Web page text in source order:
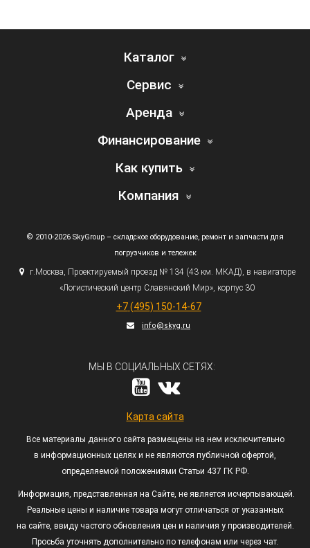
Каталог
Сервис
Аренда
Финансирование
Как купить
Компания
© 2010-2026 SkyGroup – складское оборудование, ремонт и запчасти для
погрузчиков и тележек
г.Москва, Проектируемый проезд № 134 (43км. МКАД), в навигаторе
«Логистический центр Славянский Мир», корпус 30
+7 (495) 150-14-67
info@skyg.ru
МЫ В СОЦИАЛЬНЫХ СЕТЯХ:
Карта сайта
Все материалы данного сайта размещены на нем исключительно
в информационных целях и не являются публичной офертой,
определяемой положениями Статьи 437 ГК РФ.
Информация, представленная на Сайте, не является исчерпывающей.
Реальные цены и наличие товара могут отличаться от указанных
на сайте, ввиду частого обновления цен и наличия у производителей.
Просьба уточнять дополнительно по телефонам или через чат.